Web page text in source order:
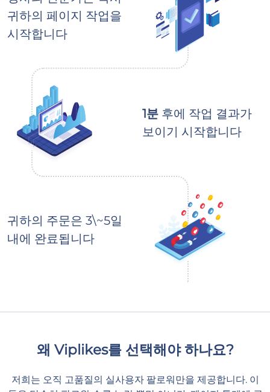
귀하의 페이지 작업을
시작합니다
1분 후에 작업 결과가
보이기 시작합니다
귀하의 주문은 3\~5일
내에 완료됩니다
왜 Viplikes를 선택해야 하나요?
저희는 오직 고품질의 실사용자 팔로워만을 제공합니다. 이